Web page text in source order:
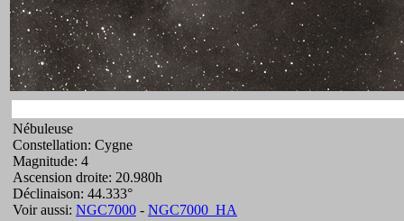
Nébuleuse
Constellation: Cygne
Magnitude: 4
Ascension droite: 20.980h
Déclinaison: 44.333°
Voir aussi: NGC7000 - NGC7000_HA